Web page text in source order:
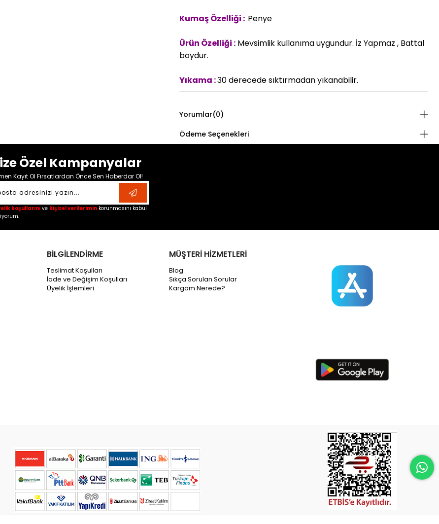
Kumaş Özelliği : Penye
Ürün Özelliği : Mevsimlik kullanıma uygundur. İz Yapmaz , Battal
boydur.
Yıkama :30 derecede sıktırmadan yıkanabilir.
Yorumlar(0)
Ödeme Seçenekleri
Özel Kampanyalar
Kayıt Ol Fırsatlardan Önce Sen Haberdar Ol!
koşullarını ve kişisel verilerimin korunmasını kabul
BİLGİLENDİRME
Teslimat Koşulları
İade ve Değişim Koşulları
Üyelik İşlemleri
MÜŞTERİ HİZMETLERİ
Blog
Sıkça Sorulan Sorular
Kargom Nerede?